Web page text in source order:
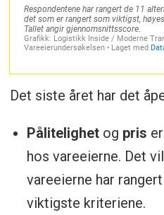
Konfidensialitet:
anonymisert for å
Periode: Svarene
Redaksjonen har i
direkte intervjuer
respondentene.
Det siste året har det
Pålitelighet og pris
hos vareeierne. Det
vareeierne har
viktigste kriteriene.